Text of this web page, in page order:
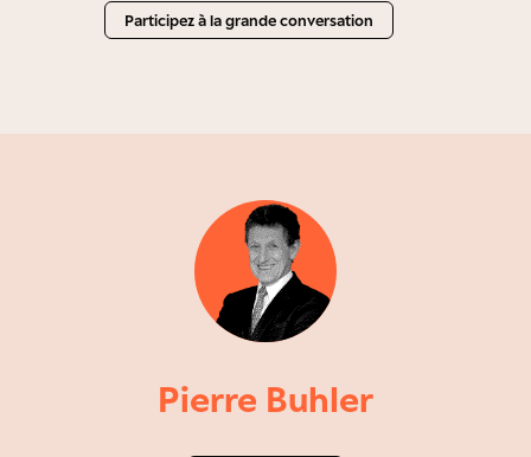
Participez à la grande conversation
Pierre Buhler